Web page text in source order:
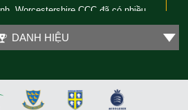
Worcestershire CCC đã có nhiều
thời gian này, Worcestershire đã
khi liên tiếp giành được cả chức vô
và Pro 40. Huyền thoại câu lạc bộ
năm ở Wisden vào năm 1989.
CCC đã giành được chiếc cúp
DANH HIỆU